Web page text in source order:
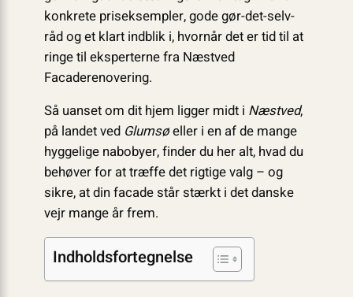
konkrete priseksempler, gode gør-det-selv-
råd og et klart indblik i, hvornår det er tid til at
ringe til eksperterne fra Næstved
Facaderenovering.
Så uanset om dit hjem ligger midt i Næstved,
på landet ved Glumsøeller i en af de mange
hyggelige nabobyer, finder du her alt, hvad du
behøver for at træffe det rigtige valg – og
sikre, at din facade står stærkt i det danske
vejr mange år frem.
Indholdsfortegnelse